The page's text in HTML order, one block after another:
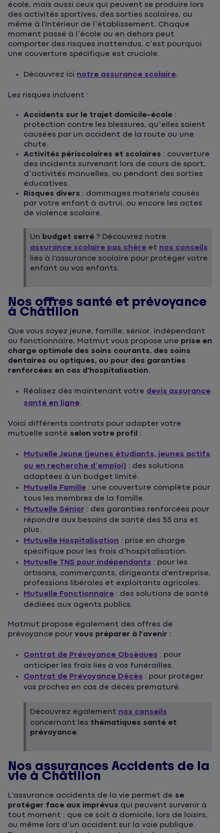
école, mais aussi ceux qui peuvent se produire lors
des activités sportives, des sorties scolaires, ou
même à l'intérieur de l’établissement. Chaque
moment passé à l’école ou en dehors peut
comporter des risques inattendus, c’est pourquoi
une couverture spécifique est cruciale.
Découvrez ici notre assurance scolaire.
Les risques incluent :
Accidents sur le trajet domicile-école :
protection contre les blessures, qu’elles soient
causées par un accident de la route ou une
chute.
Activités périscolaires et scolaires : couverture
des incidents survenant lors de cours de sport,
d’activités manuelles, ou pendant des sorties
éducatives.
Risques divers : dommages matériels causés
par votre enfant à autrui, ou encore les actes
de violence scolaire.
Un budget serré ? Découvrez notre
assurance scolaire pas chère et nos conseils
liés à l'assurance scolaire pour protéger votre
enfant ou vos enfants.
Nos offres santé et prévoyance
à Châtillon
Que vous soyez jeune, famille, sénior, indépendant
ou fonctionnaire, Matmut vous propose une prise en
charge optimale des soins courants, des soins
dentaires ou optiques, ou pour des garanties
renforcées en cas d'hospitalisation.
Réalisez dès maintenant votre devis assurance
santé en ligne.
Voici différents contrats pour adapter votre
mutuelle santé selon votre profil :
Mutuelle Jeune (jeunes étudiants, jeunes actifs
ou en recherche d’emploi) : des solutions
adaptées à un budget limité.
Mutuelle Famille : une couverture complète pour
tous les membres de la famille.
Mutuelle Sénior : des garanties renforcées pour
répondre aux besoins de santé des 55 ans et
plus.
Mutuelle Hospitalisation : prise en charge
spécifique pour les frais d’hospitalisation.
Mutuelle TNS pour indépendants : pour les
artisans, commerçants, dirigeants d'entreprise,
professions libérales et exploitants agricoles.
Mutuelle Fonctionnaire : des solutions de santé
dédiées aux agents publics.
Matmut propose également des offres de
prévoyance pour vous préparer à l'avenir :
Contrat de Prévoyance Obsèques : pour
anticiper les frais liés à vos funérailles.
Contrat de Prévoyance Décès : pour protéger
vos proches en cas de décès prématuré.
Découvrez également nos conseils
concernant les thématiques santé et
prévoyance.
Nos assurances Accidents de la
vie à Châtillon
L'assurance accidents de la vie permet de se
protéger face aux imprévus qui peuvent survenir à
tout moment : que ce soit à domicile, lors de loisirs,
ou même lors d’un accident sur la voie publique.